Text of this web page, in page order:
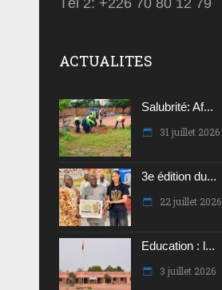
ACTUALITES
Salubrité: Af...
31 juillet 2026
3e édition du...
22 juillet 2026
Education : l...
3 juillet 2026